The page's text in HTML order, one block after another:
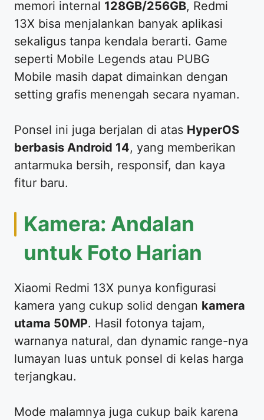
memori internal 128GB/256GB, Redmi
13X bisa menjalankan banyak aplikasi
sekaligus tanpa kendala berarti. Game
seperti Mobile Legends atau PUBG
Mobile masih dapat dimainkan dengan
setting grafis menengah secara nyaman.
Ponsel ini juga berjalan di atas HyperOS
berbasis Android 14, yang memberikan
antarmuka bersih, responsif, dan kaya
fitur baru.
Kamera: Andalan
untuk Foto Harian
Xiaomi Redmi 13X punya konfigurasi
kamera yang cukup solid dengan kamera
utama 50MP. Hasil fotonya tajam,
warnanya natural, dan dynamic range-nya
lumayan luas untuk ponsel di kelas harga
terjangkau.
Mode malamnya juga cukup baik karena